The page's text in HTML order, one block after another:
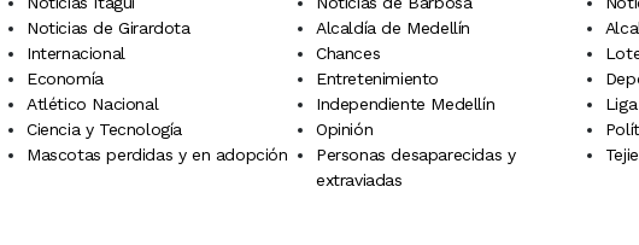
Noticias de Girardota
Alcaldía de Medellín
Internacional
Chances
Economía
Entretenimiento
Atlético Nacional
Independiente Medellín
Ciencia y Tecnología
Opinión
Mascotas perdidas y en adopción
Personas desaparecidas y
extraviadas